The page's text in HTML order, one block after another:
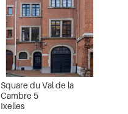
Square du Val de la
Cambre 5
Ixelles